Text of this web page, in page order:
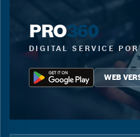
PRO360
DIGITAL SERVICE
WEB